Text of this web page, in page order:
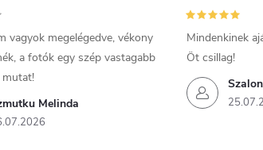
Melinda
vagyok megelégedve, vékony
a fotók egy szép vastagabb
Mindenkinek
Öt csillag!